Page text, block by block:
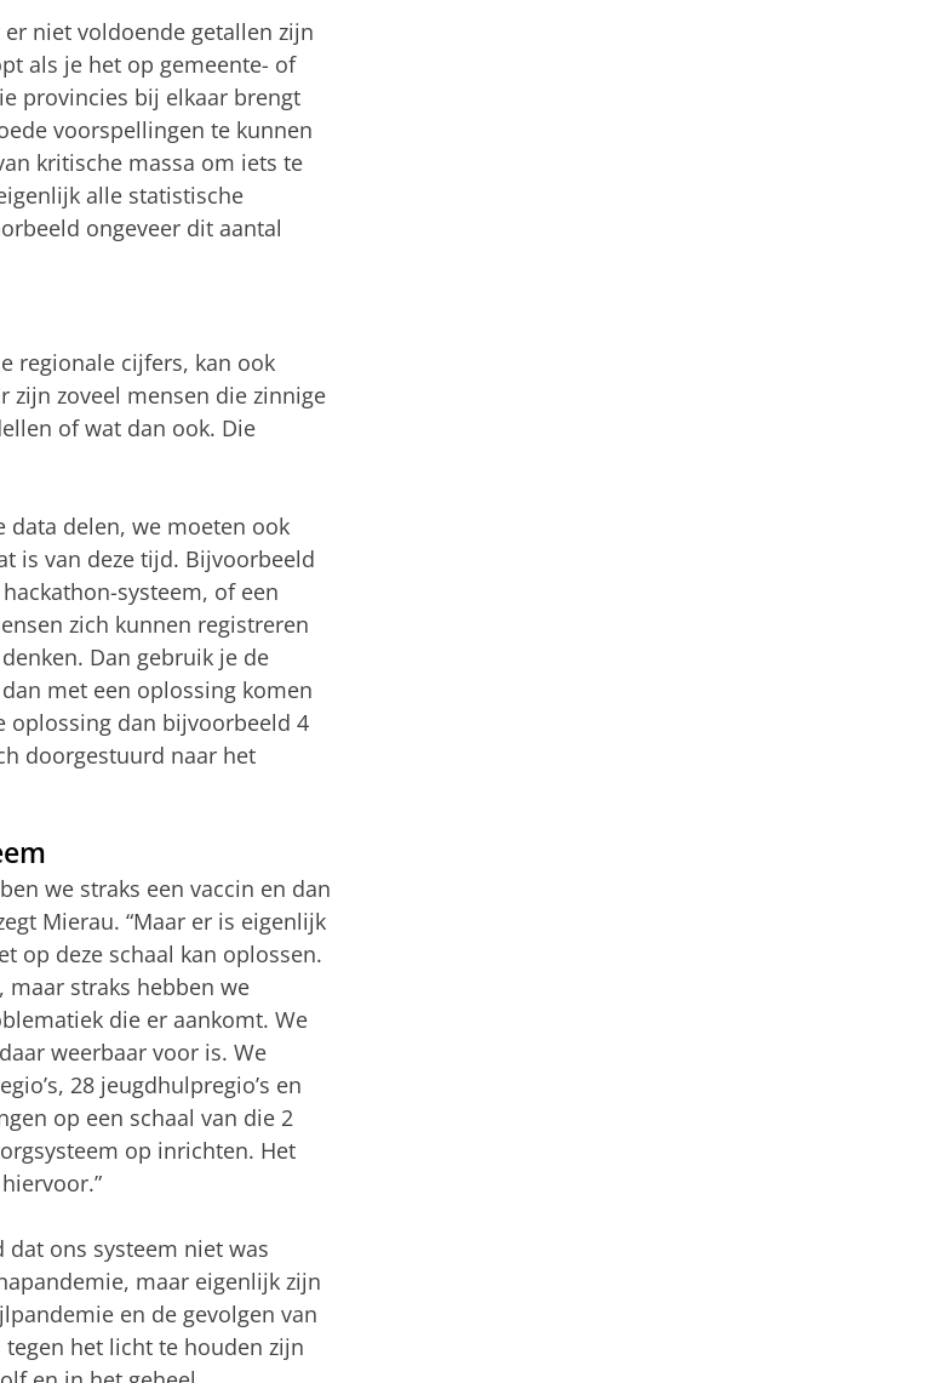
niet voldoende getallen zijn
als je het op gemeente- of
provincies bij elkaar brengt
voorspellingen te kunnen
kritische massa om iets te
alle statistische
ongeveer dit aantal
regionale cijfers, kan ook
zijn zoveel mensen die zinnige
of wat dan ook. Die
data delen, we moeten ook
is van deze tijd. Bijvoorbeeld
systeem, of een
zich kunnen registreren
Dan gebruik je de
met een oplossing komen
oplossing dan bijvoorbeeld 4
doorgestuurd naar het
we straks een vaccin en dan
Mierau. “Maar er is eigenlijk
op deze schaal kan oplossen.
straks hebben we
die er aankomt. We
weerbaar voor is. We
28 jeugdhulpregio’s en
op een schaal van die 2
op inrichten. Het
ons systeem niet was
maar eigenlijk zijn
en de gevolgen van
het licht te houden zijn